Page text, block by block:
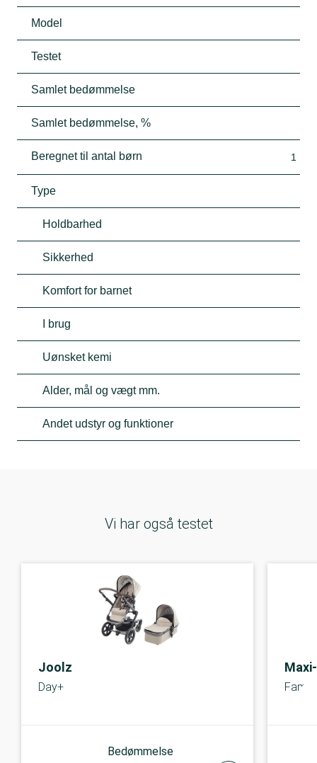
Model
Testet
Samlet bedømmelse
Samlet bedømmelse, %
Beregnet til antal børn 1
Type
Holdbarhed
Sikkerhed
Komfort for barnet
I brug
Uønsket kemi
Alder, mål og vægt mm.
Andet udstyr og funktioner
Vi har også testet
Joolz
Day+
Bedømmelse
Fame